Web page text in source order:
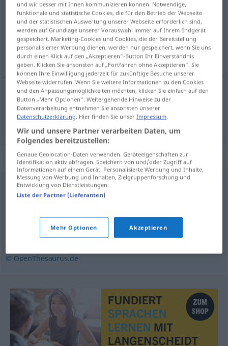
Übersicht aller Übersetzungen
(Für mehr Details die Übersetzung anklicken/antippen)
eğilim, tutku
eğilim,tutku (für -E) Vorliebe
Synonyme für "Vorliebe"
Schwäche (für),Hang (zu),
Wohlwollen Sympathie Zuneigung
© OpenThesaurus.de
und wir besser mit Ihnen kommunizieren können. Notwendige,
funktionale und statistische Cookies, die für den Betrieb der Webseite
und der statistischen Auswertung unserer Webseite erforderlich sind,
werden auf Grundlage unserer Vorauswahl immer auf Ihrem Endgerät
gespeichert. Marketing-Cookies und Cookies, die der Bereitstellung
personalisierter Werbung dienen, werden nur gespeichert, wenn Sie uns
durch einen Klick auf den „Akzeptieren“-Button Ihr Einverständnis
geben. Klicken Sie ansonsten auf „Fortfahren ohne Akzeptieren“. Sie
können Ihre Einwilligung jederzeit für zukünftige Besuche unserer
Webseite widerrufen. Wenn Sie weitere Informationen zu den Cookies
und den Anpassungsmöglichkeiten möchten, klicken Sie einfach auf den
Button „Mehr Optionen“. Weitergehende Hinweise zu der
Datenverarbeitung entnehmen Sie ansonsten unserer
Datenschutzerklärung. Hier finden Sie unserImpressum.
Wir und unsere Partner verarbeiten Daten, um
Folgendes bereitzustellen:
Genaue Geolocation-Daten verwenden. Geräteeigenschaften zur
Identifikation aktiv abfragen. Speichern von und/oder Zugriff auf
Informationen auf einem Gerät. Personalisierte Werbung und Inhalte,
Messung von Werbung und Inhalten, Zielgruppenforschung und
Entwicklung von Dienstleistungen.
Liste der Partner (Lieferanten)
Mehr Optionen Akzeptieren